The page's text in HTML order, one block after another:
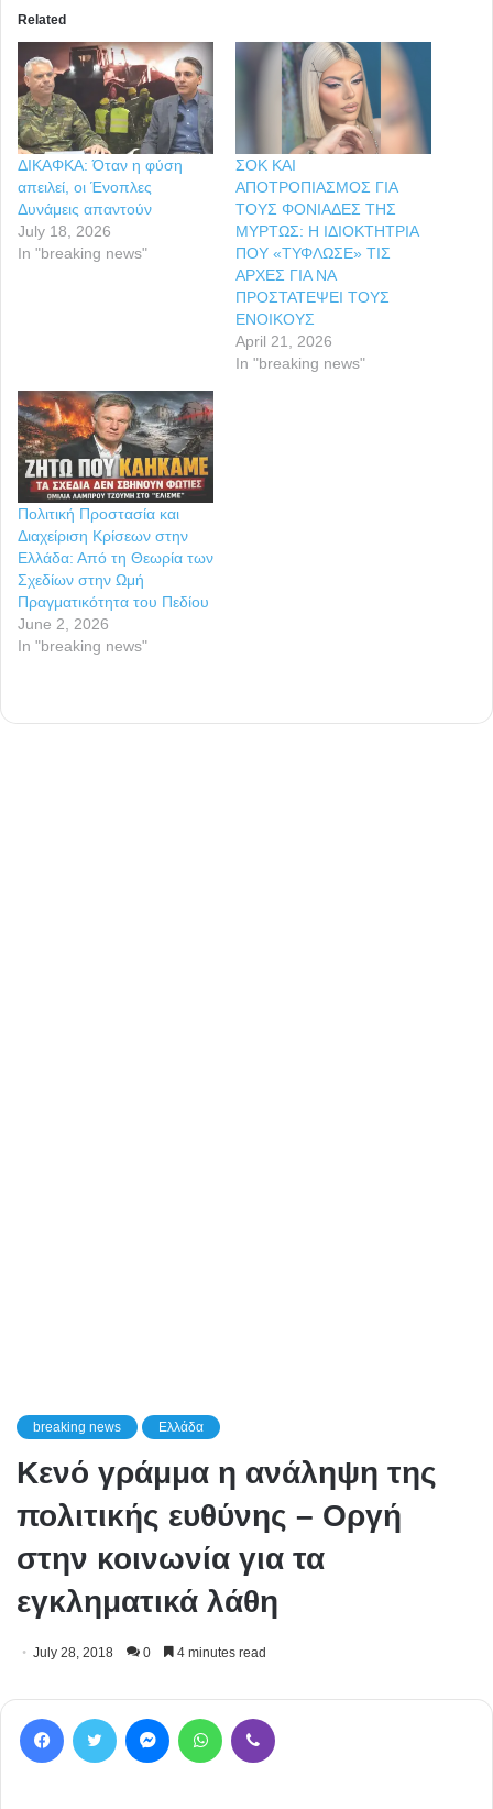
Related
ΔΙΚΑΦΚΑ: Όταν η φύση
απειλεί, οι Ένοπλες
Δυνάμεις απαντούν
July 18, 2026
In "breaking news"
ΣΟΚ ΚΑΙ
ΑΠΟΤΡΟΠΙΑΣΜΟΣ ΓΙΑ
ΤΟΥΣ ΦΟΝΙΑΔΕΣ ΤΗΣ
ΜΥΡΤΩΣ: Η ΙΔΙΟΚΤΗΤΡΙΑ
ΠΟΥ «ΤΥΦΛΩΣΕ» ΤΙΣ
ΑΡΧΕΣ ΓΙΑ ΝΑ
ΠΡΟΣΤΑΤΕΨΕΙ ΤΟΥΣ
ΕΝΟΙΚΟΥΣ
April 21, 2026
In "breaking news"
Πολιτική Προστασία και
Διαχείριση Κρίσεων στην
Ελλάδα: Από τη Θεωρία των
Σχεδίων στην Ωμή
Πραγματικότητα του Πεδίου
June 2, 2026
In "breaking news"